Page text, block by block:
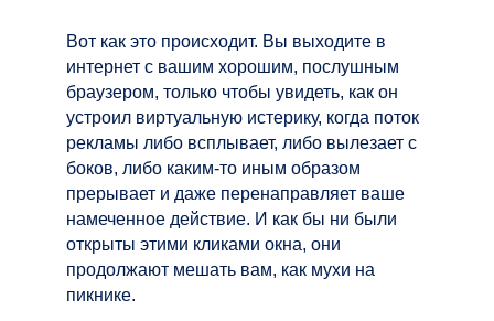
Вот как это происходит. Вы выходите в
интернет с вашим хорошим, послушным
браузером, только чтобы увидеть, как он
устроил виртуальную истерику, когда поток
рекламы либо всплывает, либо вылезает с
боков, либо каким-то иным образом
прерывает и даже перенаправляет ваше
намеченное действие. И как бы ни были
открыты этими кликами окна, они
продолжают мешать вам, как мухи на
пикнике.